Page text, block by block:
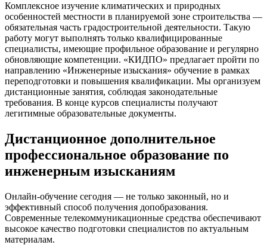
Комплексное изучение климатических и природных
особенностей местности в планируемой зоне строительства —
обязательная часть градостроительной деятельности. Такую
работу могут выполнять только квалифицированные
специалисты, имеющие профильное образование и регулярно
обновляющие компетенции. «КИДПО» предлагает пройти по
направлению «Инженерные изыскания» обучение в рамках
переподготовки и повышения квалификации. Мы организуем
дистанционные занятия, соблюдая законодательные
требования. В конце курсов специалисты получают
легитимные образовательные документы.
Дистанционное дополнительное
профессиональное образование по
инженерным изысканиям
Онлайн-обучение сегодня — не только законный, но и
эффективный способ получения допобразования.
Современные телекоммуникационные средства обеспечивают
высокое качество подготовки специалистов по актуальным
материалам.